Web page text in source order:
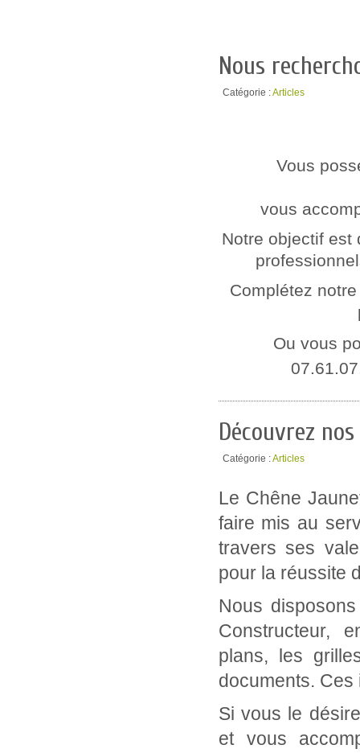
Nous
Catégorie :Articles
Vous
vous
Notre objectif est
Complétez
Ou vous
Découvrez
Catégorie :Articles
Le Chêne
faire mis au
travers ses
pour la réussite
Nous
Constructeur,
plans, les
documents.
Si vous le
et vous